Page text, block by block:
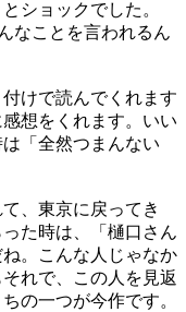
ショックでした。
なことを言われるん
けで読んでくれます
想をくれます。いい
「全然つまんない
、東京に戻ってき
た時は、「樋口さん
。こんな人じゃなか
れで、この人を見返
の一つが今作です。